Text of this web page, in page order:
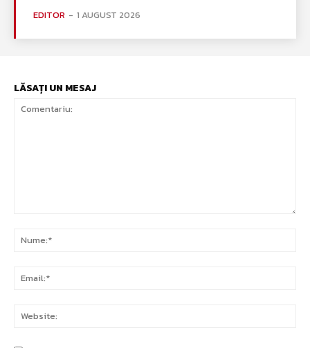
EDITOR - 1 AUGUST 2026
LĂSAȚI UN MESAJ